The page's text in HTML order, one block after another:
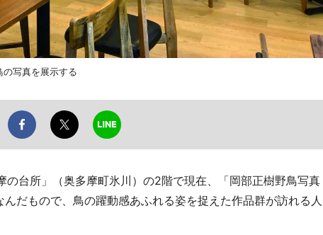
写真を展示する
台所」（奥多摩町氷川）の2階で現在、「岡部正樹野鳥写真
だもので、鳥の躍動感あふれる姿を捉えた作品群が訪れる人